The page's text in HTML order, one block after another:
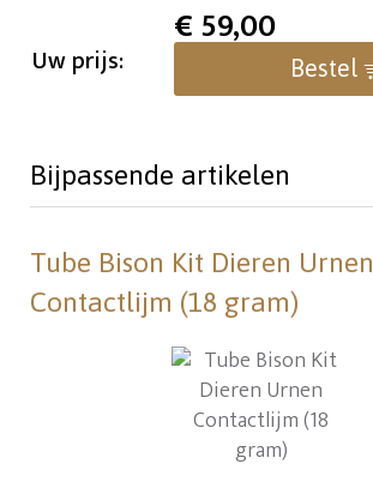
Uw prijs:
€59,00
Bestel
Bijpassende artikelen
Tube Bison Kit Dieren Urnen
Contactlijm (18 gram)